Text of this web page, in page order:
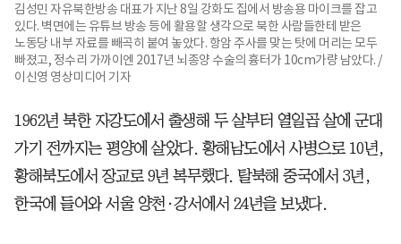
김성민 자유북한방송 대표가 지난 8일 강화도 집에서 방송용 마이크를 잡고
있다. 벽면에는 유튜브 방송 등에 활용할 생각으로 북한 사람들한테 받은
노동당 내부 자료를 빼곡히 붙여 놓았다. 항암 주사를 맞는 탓에 머리는 모두
빠졌고, 정수리 가까이엔 2017년 뇌종양 수술의 흉터가 10cm가량 남았다. /
이신영 영상미디어 기자
1962년 북한 자강도에서 출생해 두 살부터 열일곱 살에 군대
가기 전까지는 평양에 살았다. 황해남도에서 사병으로 10년,
황해북도에서 장교로 9년 복무했다. 탈북해 중국에서 3년,
한국에 들어와 서울 양천·강서에서 24년을 보냈다.